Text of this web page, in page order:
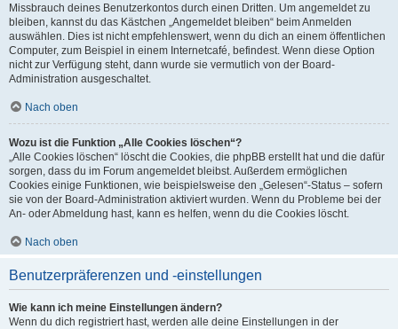
Missbrauch deines Benutzerkontos durch einen Dritten. Um angemeldet zu
bleiben, kannst du das Kästchen „Angemeldet bleiben“ beim Anmelden
auswählen. Dies ist nicht empfehlenswert, wenn du dich an einem öffentlichen
Computer, zum Beispiel in einem Internetcafé, befindest. Wenn diese Option
nicht zur Verfügung steht, dann wurde sie vermutlich von der Board-
Administration ausgeschaltet.
Nach oben
Wozu ist die Funktion „Alle Cookies löschen“?
„Alle Cookies löschen“ löscht die Cookies, die phpBB erstellt hat und die dafür
sorgen, dass du im Forum angemeldet bleibst. Außerdem ermöglichen
Cookies einige Funktionen, wie beispielsweise den „Gelesen“-Status – sofern
sie von der Board-Administration aktiviert wurden. Wenn du Probleme bei der
An- oder Abmeldung hast, kann es helfen, wenn du die Cookies löscht.
Nach oben
Benutzerpräferenzen und -einstellungen
Wie kann ich meine Einstellungen ändern?
Wenn du dich registriert hast, werden alle deine Einstellungen in der